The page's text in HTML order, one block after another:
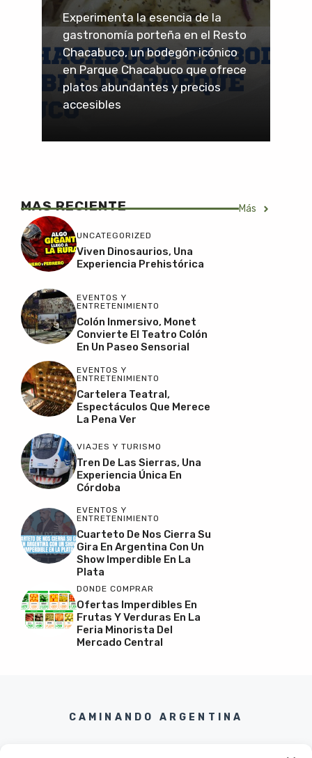
Experimenta la esencia de la
gastronomía porteña en el Resto
Chacabuco, un bodegón icónico
en Parque Chacabuco que ofrece
platos abundantes y precios
accesibles
MAS RECIENTE Más
UNCATEGORIZED
Viven Dinosaurios, Una
Experiencia Prehistórica
EVENTOS Y
ENTRETENIMIENTO
Colón Inmersivo, Monet
Convierte El Teatro Colón
En Un Paseo Sensorial
EVENTOS Y
ENTRETENIMIENTO
Cartelera Teatral,
Espectáculos Que Merece
La Pena Ver
VIAJES Y TURISMO
Tren De Las Sierras, Una
Experiencia Única En
Córdoba
EVENTOS Y
ENTRETENIMIENTO
Cuarteto De Nos Cierra Su
Gira En Argentina Con Un
Show Imperdible En La
Plata
DONDE COMPRAR
Ofertas Imperdibles En
Frutas Y Verduras En La
Feria Minorista Del
Mercado Central
CAMINANDO ARGENTINA